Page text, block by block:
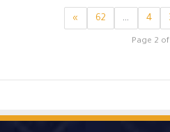
4
…
62
»
Page 2